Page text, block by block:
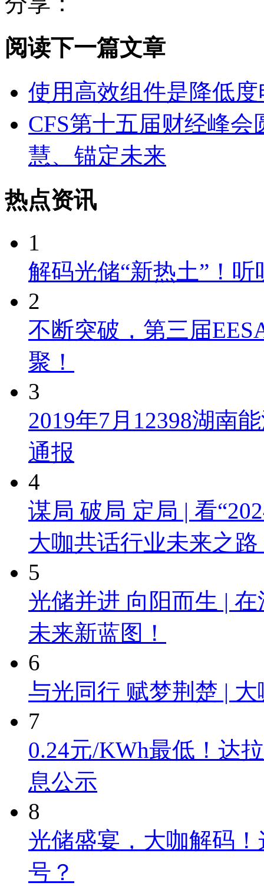
阅读下一篇文章
使用高效组件是降低
CFS第十五届财经峰
慧、锚定未来
热点资讯
1
解码光储“新热土”！
2
不断突破，第三届
聚！
3
2019年7月12398湖南
通报
4
谋局 破局 定局 | 看
大咖共话行业未来之路
5
光储并进 向阳而生 |
未来新蓝图！
6
与光同行 赋梦荆楚 |
7
0.24元/KWh最低！达
息公示
8
光储盛宴，大咖解码
号？